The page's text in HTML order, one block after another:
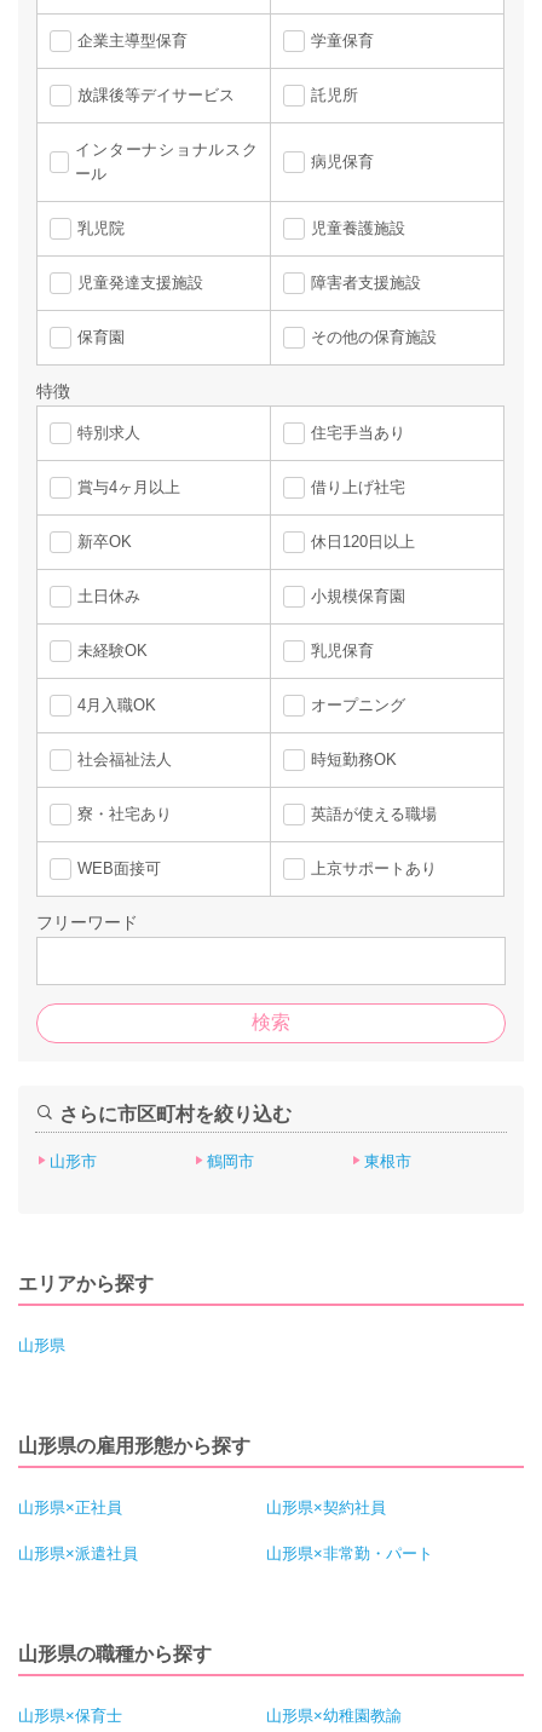
企業主導型保育 学童保育
放課後等デイサービス 託児所
インターナショナルスク
ール
病児保育
乳児院 児童養護施設
児童発達支援施設 障害者支援施設
保育園 その他の保育施設
特徴
特別求人 住宅手当あり
賞与4ヶ月以上 借り上げ社宅
新卒OK 休日120日以上
土日休み 小規模保育園
未経験OK 乳児保育
4月入職OK オープニング
社会福祉法人 時短勤務OK
寮・社宅あり 英語が使える職場
WEB面接可 上京サポートあり
フリーワード
さらに市区町村を絞り込む
山形市 鶴岡市 東根市
エリアから探す
山形県
山形県の雇用形態から探す
山形県×正社員 山形県×契約社員
山形県×派遣社員 山形県×非常勤・パート
山形県の職種から探す
山形県×保育士 山形県×幼稚園教諭